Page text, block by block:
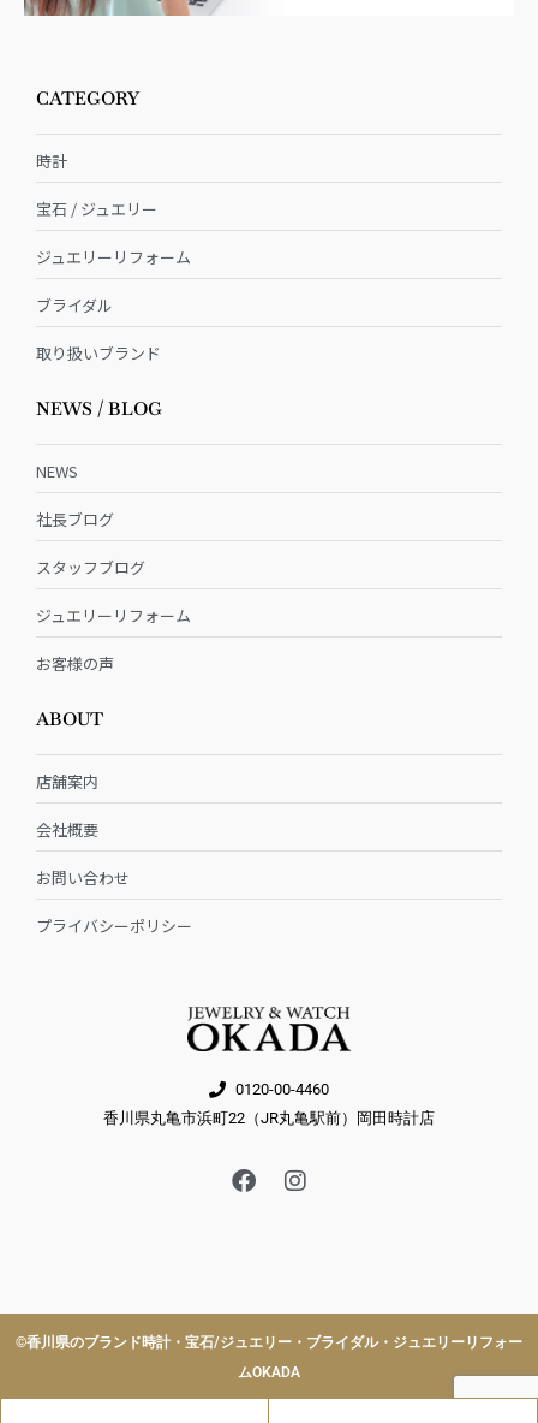
CATEGORY
時計
宝石 / ジュエリー
ジュエリーリフォーム
ブライダル
取り扱いブランド
NEWS / BLOG
NEWS
社長ブログ
スタッフブログ
ジュエリーリフォーム
お客様の声
ABOUT
店舗案内
会社概要
お問い合わせ
プライバシーポリシー
0120-00-4460
香川県丸亀市浜町22（JR丸亀駅前）岡田時計店
F
a
o
k
I
n
r
a
m
©︎香川県のブランド時計・宝石/ジュエリー・ブライダル・ジュエリーリフォー
ムOKADA